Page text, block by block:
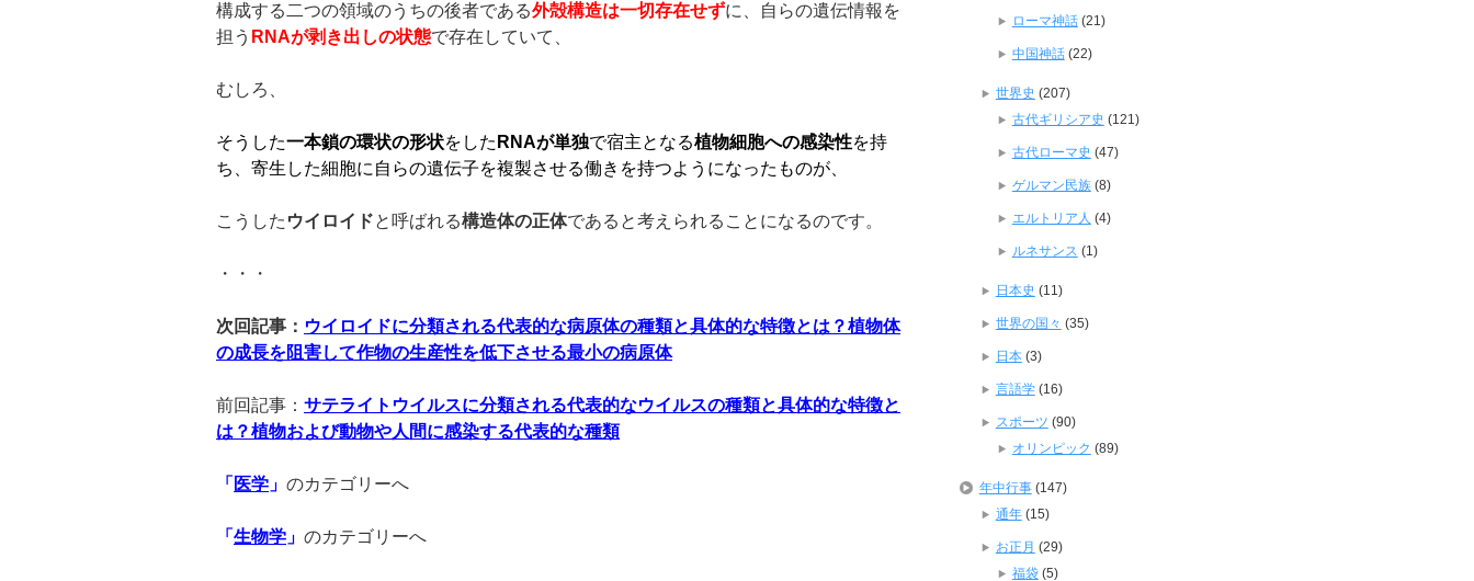
構成する二つの領域のうちの後者である外殻構造は一切存在せずに、自らの遺伝情報を
担う RNAが剥き出しの状態で存在していて、
むしろ、
そうした一本鎖の環状の形状をした RNAが単独で宿主となる植物細胞への感染性を持
ち、寄生した細胞に自らの遺伝子を複製させる働きを持つようになったものが、
こうした ウイロイドと呼ばれる構造体の正体であると考えられることになるのです。
・・・
次回記事： ウイロイドに分類される代表的な病原体の種類と具体的な特徴とは？植物体
の成長を阻害して作物の生産性を低下させる最小の病原体
前回記事： サテライトウイルスに分類される代表的なウイルスの種類と具体的な特徴と
は？植物および動物や人間に感染する代表的な種類
「 医学 」 のカテゴリーへ
「 生物学 」 のカテゴリーへ
ローマ神話(21)
中国神話(22)
世界史 (207)
古代ギリシア史 (121)
古代ローマ史 (47)
ゲルマン民族(8)
エルトリア人 (4)
ルネサンス (1)
日本史 (11)
世界の国々 (35)
日本(3)
言語学(16)
スポーツ (90)
オリンピック (89)
年中行事(147)
通年(15)
お正月 (29)
福袋(5)